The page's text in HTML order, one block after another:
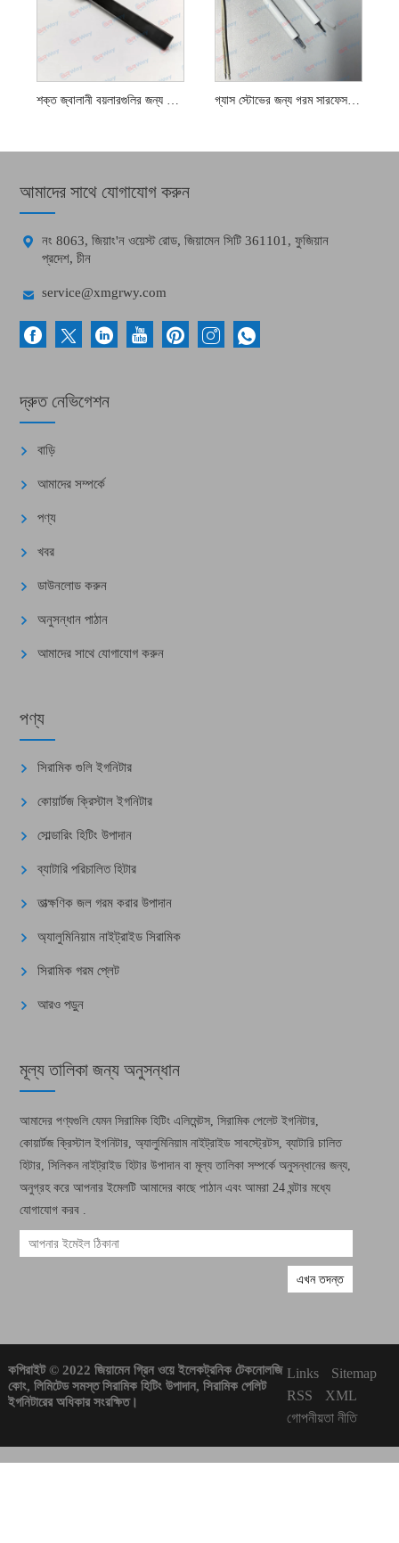
শক্ত জ্বালানী বয়লারগুলির জন্য উচ্চ তাপমাত্রা সিক হিটিং উপাদান গ্যাস স্টোভের জন্য গরম সারফেস সিলিকন নাইট্রাইড ইগনিটার
আমাদের সাথে যোগাযোগ করুন

নং 8063, জিয়াং'ন ওয়েস্ট রোড, জিয়ামেন সিটি 361101, ফুজিয়ান
প্রদেশ, চীন
 service@xmgrwy.com
দ্রুত নেভিগেশন
বাড়ি
আমাদের সম্পর্কে
পণ্য
খবর
ডাউনলোড করুন
অনুসন্ধান পাঠান
আমাদের সাথে যোগাযোগ করুন
পণ্য
সিরামিক গুলি ইগনিটার
কোয়ার্টজ ক্রিস্টাল ইগনিটার
সোল্ডারিং হিটিং উপাদান
ব্যাটারি পরিচালিত হিটার
তাত্ক্ষণিক জল গরম করার উপাদান
অ্যালুমিনিয়াম নাইট্রাইড সিরামিক
সিরামিক গরম প্লেট
আরও পড়ুন
মূল্য তালিকা জন্য অনুসন্ধান
আমাদের পণ্যগুলি যেমন সিরামিক হিটিং এলিমেন্টস, সিরামিক পেলেট ইগনিটার,
কোয়ার্টজ ক্রিস্টাল ইগনিটার, অ্যালুমিনিয়াম নাইট্রাইড সাবস্ট্রেটস, ব্যাটারি চালিত
হিটার, সিলিকন নাইট্রাইড হিটার উপাদান বা মূল্য তালিকা সম্পর্কে অনুসন্ধানের জন্য,
অনুগ্রহ করে আপনার ইমেলটি আমাদের কাছে পাঠান এবং আমরা 24 ঘন্টার মধ্যে
যোগাযোগ করব .
কপিরাইট © 2022 জিয়ামেন গ্রিন ওয়ে ইলেকট্রনিক টেকনোলজি
কোং, লিমিটেড সমস্ত সিরামিক হিটিং উপাদান, সিরামিক পেলিট
ইগনিটারের অধিকার সংরক্ষিত।
Links
Sitemap
RSS
XML
গোপনীয়তা নীতি